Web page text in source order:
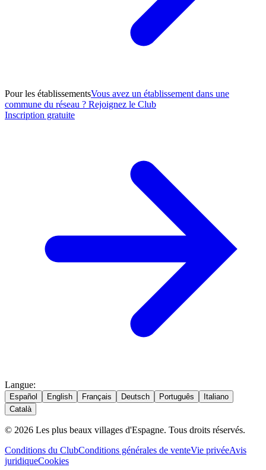
Pour les établissementsVous avez un établissement dans une
commune du réseau ? Rejoignez le Club
Inscription gratuite
Langue:
Español English Français Deutsch Português
Italiano
Català
© 2026 Les plus beaux villages d'Espagne. Tous droits réservés.
Conditions du ClubConditions générales de venteVie privéeAvis
juridiqueCookies